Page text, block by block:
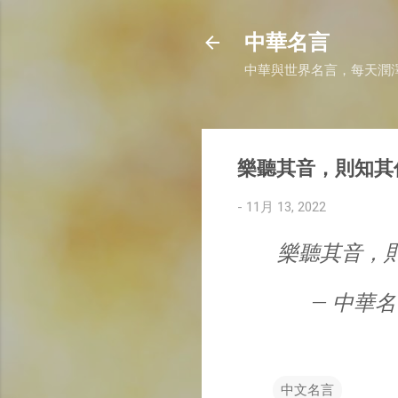
中華名言
中華與世界名言，每天潤
樂聽其音，則知
- 11月 13, 2022
樂聽其音，
— 中華名
中文名言